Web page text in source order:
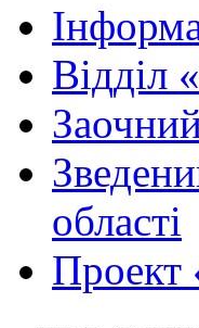
Вiддiл
області
Проект